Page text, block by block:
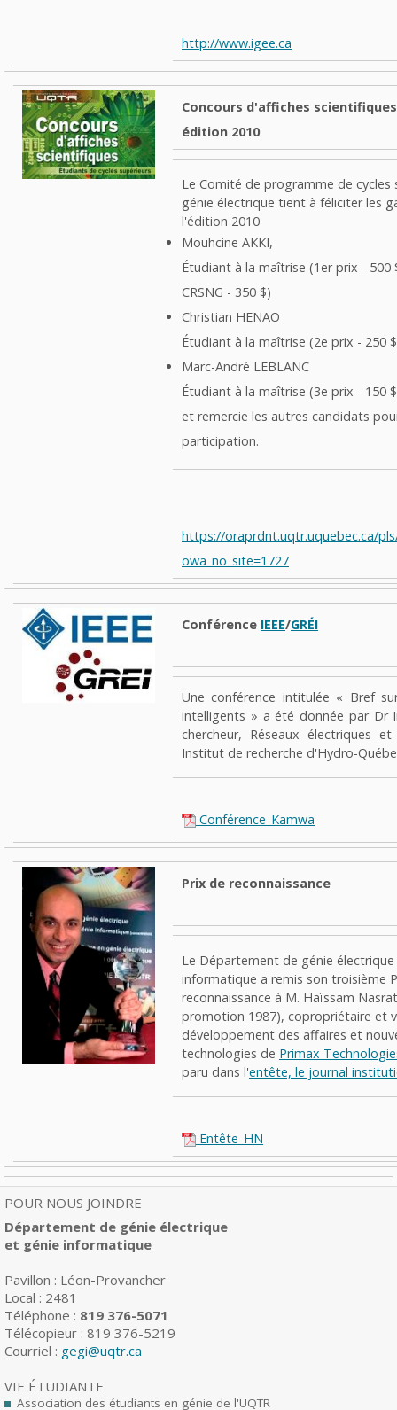
http://www.igee.ca
Concours d'affiches
édition 2010
Le Comité de programme de cycles
génie électrique tient à féliciter les
l'édition 2010
Mouhcine AKKI,
Étudiant à la maîtrise (1erprix - 500
CRSNG - 350 $)
Christian HENAO
Étudiant à la maîtrise (2e prix - 250
Marc-André LEBLANC
Étudiant à la maîtrise (3e prix - 150
et remercie les autres candidats
participation.
https://oraprdnt.uqtr.uquebec.ca/
owa_no_site=1727
Conférence IEEE/GRÉI
Une conférence intitulée « Bref
intelligents » a été donnée par Dr
chercheur, Réseaux électriques
Institut de recherche d'Hydro-
Conférence_Kamwa
Prix de reconnaissance
Le Département de génie
informatique a remis son troisième
reconnaissance à M. Haïssam
promotion 1987), copropriétaire et
développement des affaires et
technologies de Primax
paru dans l'entête, le journal
Entête_HN
POUR NOUS JOINDRE
Département de génie électrique
et génie informatique
Pavillon : Léon-Provancher
Local : 2481
Téléphone : 819 376-5071
Télécopieur : 819 376-5219
Courriel : gegi@uqtr.ca
VIE ÉTUDIANTE
Association des étudiants en génie de l'UQTR